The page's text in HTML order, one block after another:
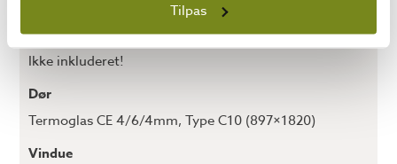
Tilpas
Tagmateriale
Ikke inkluderet!
Dør
Termoglas CE 4/6/4mm, Type C10 (897×1820)
Vindue